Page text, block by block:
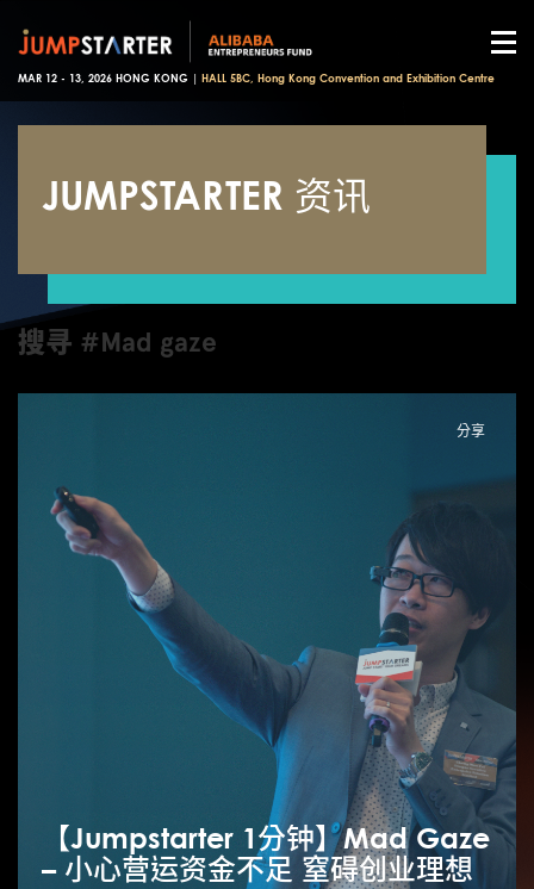
MAR 12 - 13, 2026 HONG KONG | HALL 5BC, Hong Kong Convention and Exhibition Centre
JUMPSTARTER 资讯
搜寻 #Mad gaze
分享
【Jumpstarter 1分钟】Mad Gaze
– 小心营运资金不足 窒碍创业理想